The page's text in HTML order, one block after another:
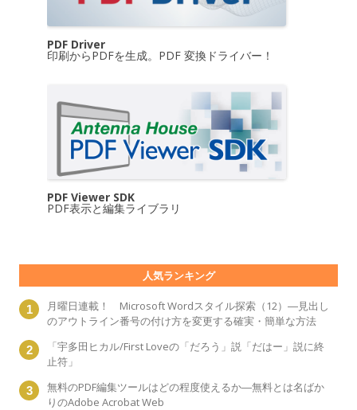
PDF Driver
印刷からPDFを生成。PDF 変換ドライバー！
PDF Viewer SDK
PDF表示と編集ライブラリ
人気ランキング
月曜日連載！ Microsoft Wordスタイル探索（12）―見出し
のアウトライン番号の付け方を変更する確実・簡単な方法
「宇多田ヒカル/First Loveの「だろう」説「だはー」説に終
止符」
無料のPDF編集ツールはどの程度使えるか―無料とは名ばか
りのAdobe Acrobat Web